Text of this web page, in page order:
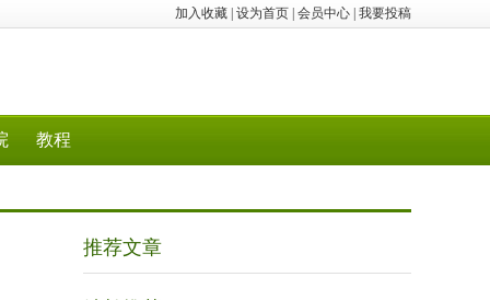
加入收藏 设为首页 会员中心 我要投稿
教程
推荐文章